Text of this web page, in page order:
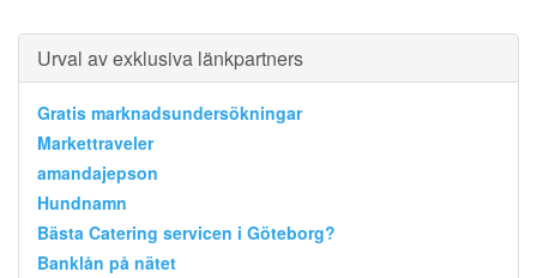
Urval av exklusiva länkpartners
Gratis marknadsundersökningar
Markettraveler
amandajepson
Hundnamn
Bästa Catering servicen i Göteborg?
Banklån på nätet